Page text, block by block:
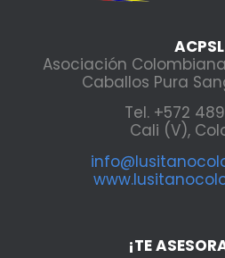
ACPSL
Asociación
Caballos Pura
Tel. +572
Cali (V),
¡TE